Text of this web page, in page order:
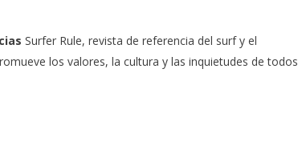
Surfer Rule, revista de referencia del surf y el
los valores, la cultura y las inquietudes de todos